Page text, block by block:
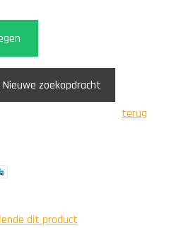
Nieuwe zoekopdracht
terug
dit product